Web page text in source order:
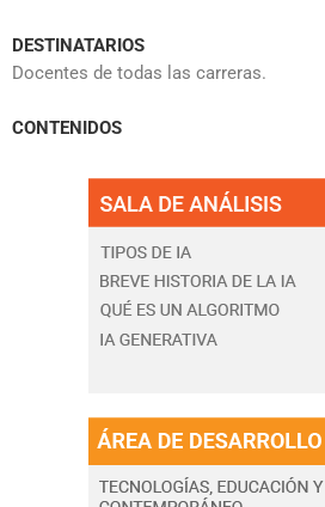
DESTINATARIOS
Docentes de todas las carreras.
CONTENIDOS